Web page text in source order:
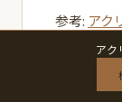
参考: アク
注文｜印
アク